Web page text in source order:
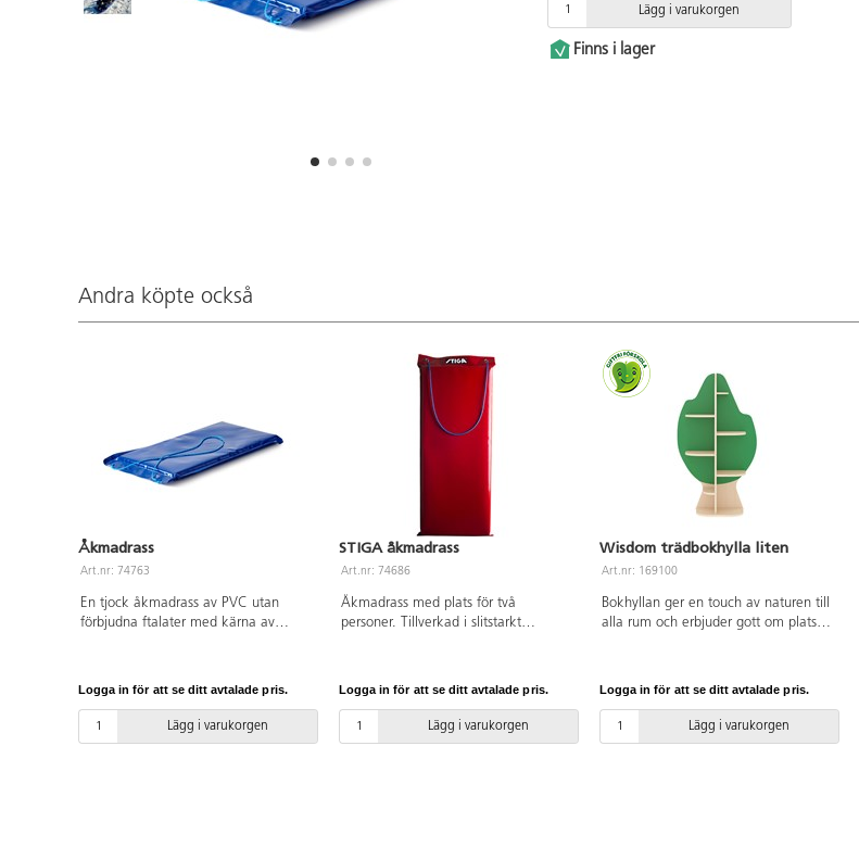
Lägg i varukorgen
Finns i lager
Andra köpte också
Åkmadrass
Art.nr: 74763
En tjock åkmadrass av PVC utan
förbjudna ftalater med kärna av
Logga in för att se ditt avtalade pris.
Lägg i varukorgen
STIGA åkmadrass
Art.nr: 74686
Åkmadrass med plats för två
personer. Tillverkad i slitstarkt
förbjudna ftalater, polyuretan och
polypropen. Från 3 år.
Logga in för att se ditt avtalade pris.
Lägg i varukorgen
Wisdom trädbokhylla liten
Art.nr: 169100
Bokhyllan ger en touch av naturen till
alla rum och erbjuder gott om plats
Logga in för att se ditt avtalade pris.
Lägg i varukorgen